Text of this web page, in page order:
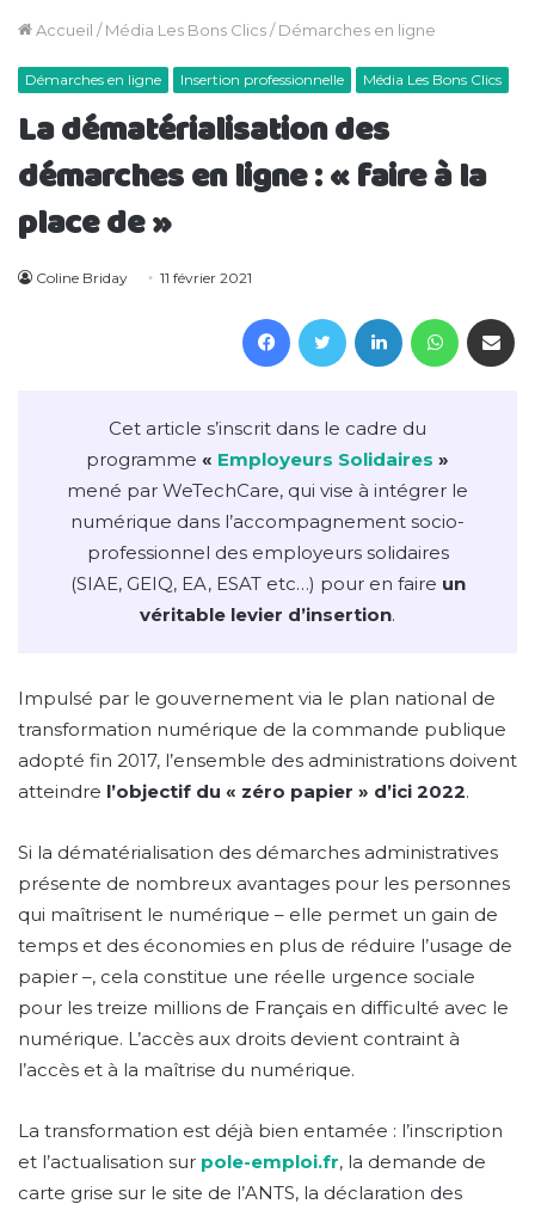
Accueil / Média Les Bons Clics/ Démarches en ligne
Démarches en ligne Insertion professionnelle Média Les Bons Clics
La dématérialisation des
démarches en ligne : « faire à la
place de »
Coline Briday 11 février 2021
FacebookTwitter Linkedin
Cet article s’inscrit dans le cadre du
programme « Employeurs Solidaires »
mené par WeTechCare, qui vise à intégrer le
numérique dans l’accompagnement socio-
professionnel des employeurs solidaires
(SIAE, GEIQ, EA, ESAT etc…) pour en faire un
véritable levier d’insertion.
Impulsé par le gouvernement via le plan national de
transformation numérique de la commande publique
adopté fin 2017, l’ensemble des administrations doivent
atteindre l’objectif du « zéro papier » d’ici 2022.
Si la dématérialisation des démarches administratives
présente de nombreux avantages pour les personnes
qui maîtrisent le numérique – elle permet un gain de
temps et des économies en plus de réduire l’usage de
papier –, cela constitue une réelle urgence sociale
pour les treize millions de Français en difficulté avec le
numérique. L’accès aux droits devient contraint à
l’accès et à la maîtrise du numérique.
La transformation est déjà bien entamée : l’inscription
et l’actualisation sur pole-emploi.fr, la demande de
carte grise sur le site de l’ANTS, la déclaration des